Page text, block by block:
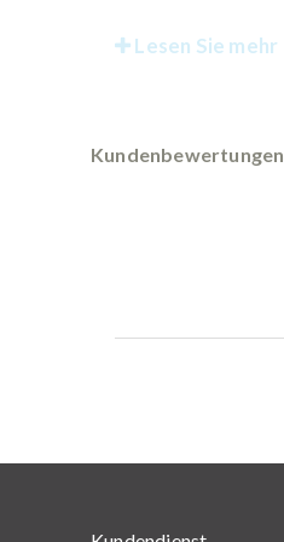
Lesen Sie mehr
Kundenbewertungen